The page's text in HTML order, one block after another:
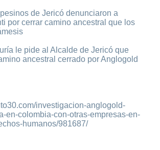
de Jericó denunciaron a
por cerrar camino ancestral que los
le pide al Alcalde de Jericó que
ancestral cerrado por Anglogold
investigacion-anglogold-
en-colombia-con-otras-empresas-en-
humanos/981687/